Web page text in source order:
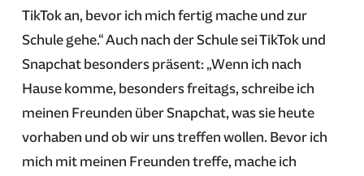
TikTok an, bevor ich mich fertig mache und zur
Schule gehe.“ Auch nach der Schule sei TikTok und
Snapchat besonders präsent: „Wenn ich nach
Hause komme, besonders freitags, schreibe ich
meinen Freunden über Snapchat, was sie heute
vorhaben und ob wir uns treffen wollen. Bevor ich
mich mit meinen Freunden treffe, mache ich